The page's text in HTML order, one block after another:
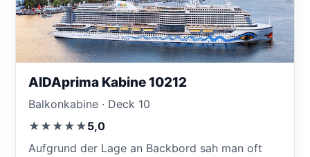
AIDAprima Kabine 10212
Balkonkabine · Deck 10
★★★★★5,0
Aufgrund der Lage an Backbord sah man oft